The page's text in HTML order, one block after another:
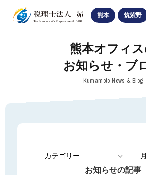
SUBARU 熊本 筑紫野
筑紫野オフィス
医業経営関係
navigation
熊本オフィ
お知らせ・ブ
Kumamoto News & Blog
お知らせの記事